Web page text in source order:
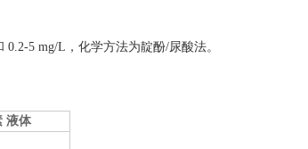
0.2-5 mg/L，化学方法为靛酚/尿酸法。
液体